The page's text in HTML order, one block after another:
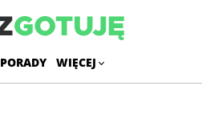
PORADY WIĘCEJ